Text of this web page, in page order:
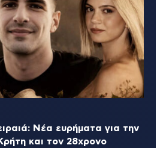
Νέα ευρήματα για την
και τον 28χρονο